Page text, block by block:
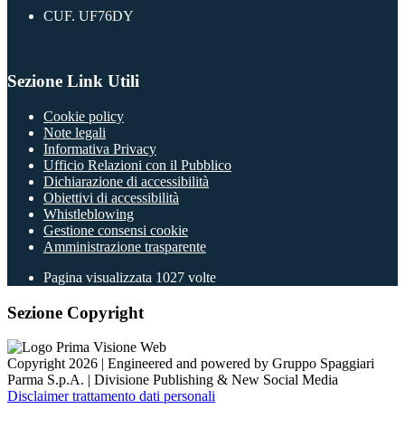
CUF. UF76DY
Sezione Link Utili
Cookie policy
Note legali
Informativa Privacy
Ufficio Relazioni con il Pubblico
Dichiarazione di accessibilità
Obiettivi di accessibilità
Whistleblowing
Gestione consensi cookie
Amministrazione trasparente
Pagina visualizzata 1027 volte
Sezione Copyright
Copyright 2026 | Engineered and powered by Gruppo Spaggiari
Parma S.p.A. | Divisione Publishing & New Social Media
Disclaimer trattamento dati personali